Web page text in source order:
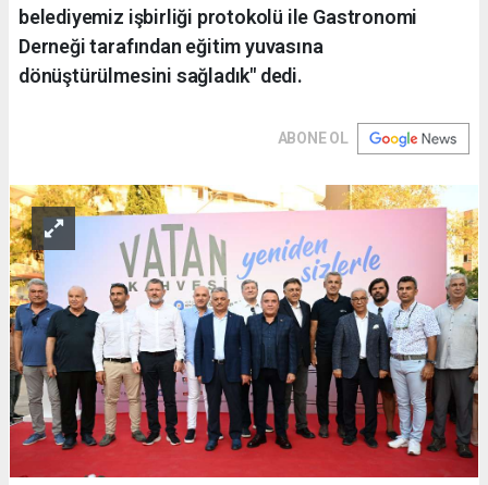
belediyemiz işbirliği protokolü ile Gastronomi
Derneği tarafından eğitim yuvasına
dönüştürülmesini sağladık" dedi.
ABONE OL